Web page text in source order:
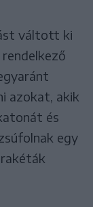
váltott ki
azokat, akik
és
egy